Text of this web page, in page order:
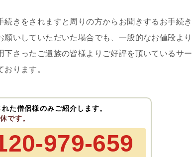
きをされますと周りの方からお聞きするお手続き
いしていただいた場合でも、一般的なお値段より
さったご遺族の皆様よりご好評を頂いているサー
おります。
た僧侶様のみご紹介します。
です。
979-659